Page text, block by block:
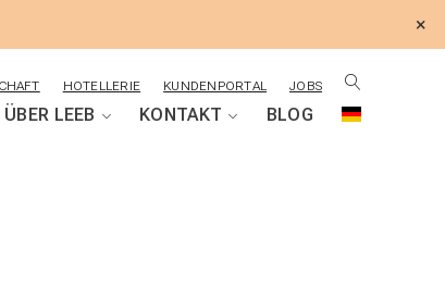
×
HOTELLERIE KUNDENPORTAL JOBS
ÜBER LEEB KONTAKT BLOG